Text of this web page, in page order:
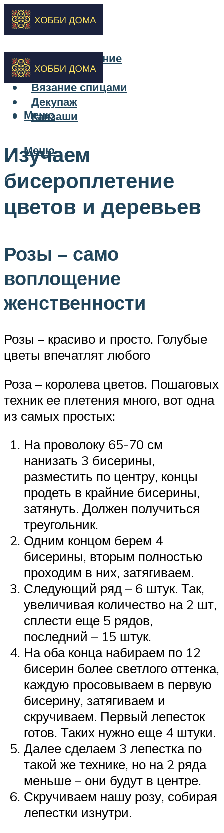
Бисероплетение
Вышивка
Вязание спицами
Декупаж
Канзаши
Меню
Меню
Изучаем
бисероплетение
цветов и деревьев
Розы – само
воплощение
женственности
Розы – красиво и просто. Голубые
цветы впечатлят любого
Роза – королева цветов. Пошаговых
техник ее плетения много, вот одна
из самых простых:
На проволоку 65-70 см
нанизать 3 бисерины,
разместить по центру, концы
продеть в крайние бисерины,
затянуть. Должен получиться
треугольник.
Одним концом берем 4
бисерины, вторым полностью
проходим в них, затягиваем.
Следующий ряд – 6 штук. Так,
увеличивая количество на 2 шт,
сплести еще 5 рядов,
последний – 15 штук.
На оба конца набираем по 12
бисерин более светлого оттенка,
каждую просовываем в первую
бисерину, затягиваем и
скручиваем. Первый лепесток
готов. Таких нужно еще 4 штуки.
Далее сделаем 3 лепестка по
такой же технике, но на 2 ряда
меньше – они будут в центре.
Скручиваем нашу розу, собирая
лепестки изнутри.